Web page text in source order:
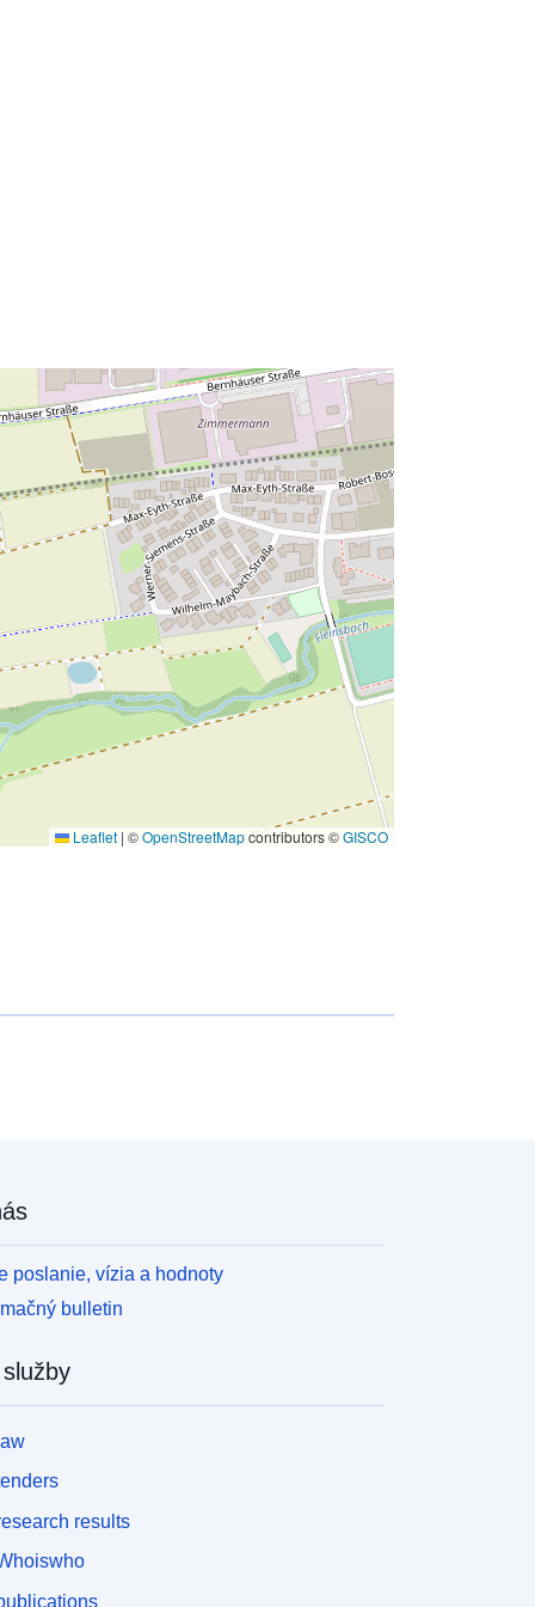
Leaflet | ©OpenStreetMapcontributors ©GISCO
poslanie, vízia a hodnoty
bulletin
results